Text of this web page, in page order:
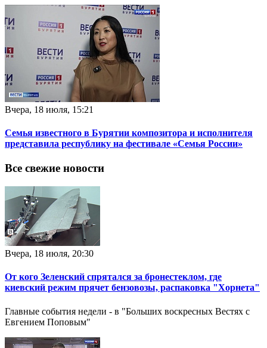
Вчера, 18 июля, 15:21
Семья известного в Бурятии композитора и исполнителя
представила республику на фестивале «Семья России»
Все свежие новости
Вчера, 18 июля, 20:30
От кого Зеленский спрятался за бронестеклом, где
киевский режим прячет бензовозы, распаковка "Хорнета"
Главные события недели - в "Больших воскресных Вестях с
Евгением Поповым"